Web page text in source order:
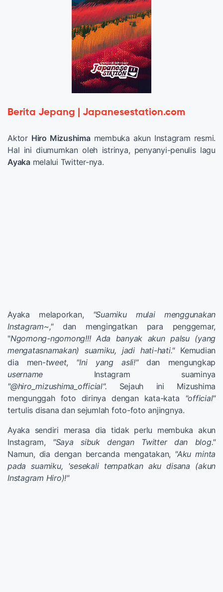
Berita Jepang | Japanesestation.com
Aktor Hiro Mizushimamembuka akun Instagram resmi.
Hal ini diumumkan oleh istrinya, penyanyi-penulis lagu
Ayakamelalui Twitter-nya.
Ayaka melaporkan, "Suamiku mulai menggunakan
Instagram~,"dan mengingatkan para penggemar,
"Ngomong-ngomong!!! Ada banyak akun palsu (yang
mengatasnamakan) suamiku, jadi hati-hati."Kemudian
dia men-tweet, "Ini yang asli!"dan mengungkap
username Instagram suaminya
"@hiro_mizushima_official". Sejauh ini Mizushima
mengunggah foto dirinya dengan kata-kata "official"
tertulis disana dan sejumlah foto-foto anjingnya.
Ayaka sendiri merasa dia tidak perlu membuka akun
Instagram, "Saya sibuk dengan Twitter dan blog."
Namun, dia dengan bercanda mengatakan, "Aku minta
pada suamiku, 'sesekali tempatkan aku disana (akun
Instagram Hiro)!"